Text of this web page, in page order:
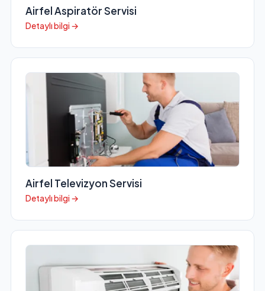
Airfel Aspiratör Servisi
Detaylı bilgi →
Airfel Televizyon Servisi
Detaylı bilgi →